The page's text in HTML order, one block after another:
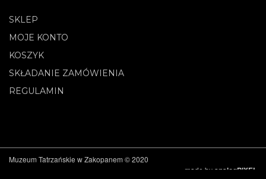
SKLEP
MOJE KONTO
KOSZYK
SKŁADANIE ZAMÓWIENIA
REGULAMIN
Muzeum Tatrzańskie w Zakopanem © 2020
made by analogPIXEL